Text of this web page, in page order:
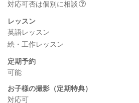
対応可否は個別に相談
レッスン
英語レッスン
絵・工作レッスン
定期予約
可能
お子様の撮影（定期特典）
対応可